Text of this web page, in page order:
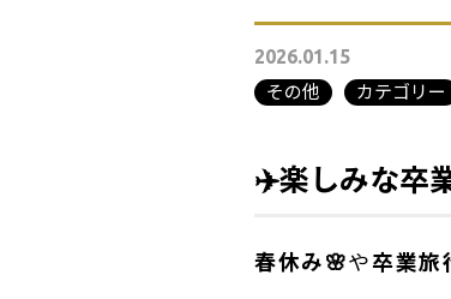
2026.01.15
その他 カテゴリー
✈️楽しみな卒
春休み🌸や卒業